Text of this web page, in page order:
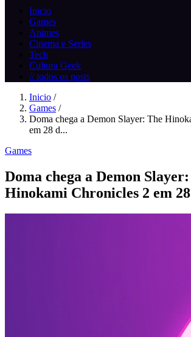
Inicio
Games
Animes
Cinema e Series
Tech
Cultura Geek
// todos os posts
Inicio /
Games /
Doma chega a Demon Slayer: The
em 28 d...
Games
Doma chega a Demon
Hinokami Chronicles 2 em